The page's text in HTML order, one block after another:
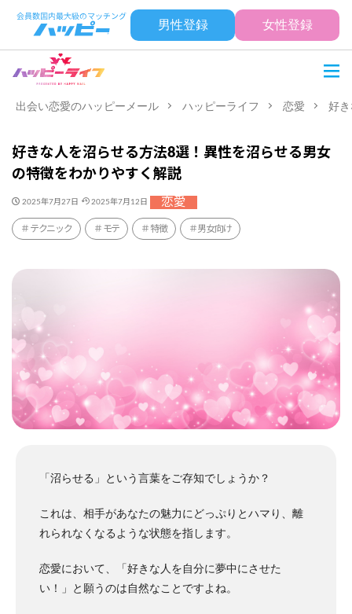
男性登録 女性登録
出会い恋愛のハッピーメール ハッピーライフ 恋愛 好
好きな人を沼らせる方法8選！異性を沼らせる男女
の特徴をわかりやすく解説
2025年7月27日 2025年7月12日 恋愛
テクニック モテ 特徴 男女向け
「沼らせる」という言葉をご存知でしょうか？
これは、相手があなたの魅力にどっぷりとハマり、離
れられなくなるような状態を指します。
恋愛において、「好きな人を自分に夢中にさせた
い！」と願うのは自然なことですよね。